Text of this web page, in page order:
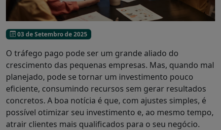
03 de Setembro de 2025
O tráfego pago pode ser um grande aliado do
crescimento das pequenas empresas. Mas, quando mal
planejado, pode se tornar um investimento pouco
eficiente, consumindo recursos sem gerar resultados
concretos. A boa notícia é que, com ajustes simples, é
possível otimizar seu investimento e, ao mesmo tempo,
atrair clientes mais qualificados para o seu negócio.